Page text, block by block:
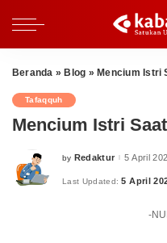
Beranda » Blog » Mencium Istri
Tafaqquh
Mencium Istri
Posted
by Redaktur 5 April
Last Updated: 5 April
-